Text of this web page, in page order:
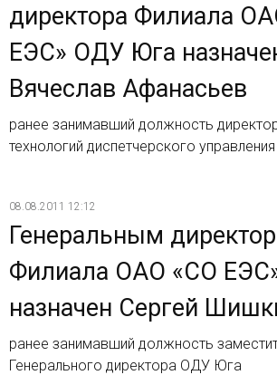
директора Филиала
ЕЭС» ОДУ Юга
Вячеслав Афанасьев
ранее занимавший должность
технологий диспетчерского
08.08.2011 12:12
Генеральным
Филиала ОАО «СО
назначен Сергей
ранее занимавший должность
Генерального директора ОДУ Юга